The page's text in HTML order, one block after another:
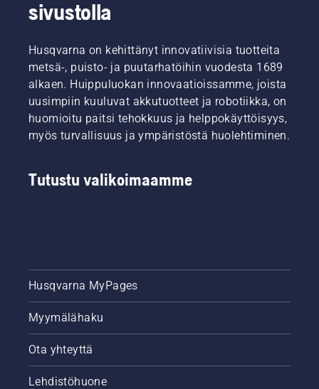
sivustolla
Husqvarna on kehittänyt innovatiivisia tuotteita
metsä-, puisto- ja puutarhatöihin vuodesta 1689
alkaen. Huippuluokan innovaatioissamme, joista
uusimpiin kuuluvat akkutuotteet ja robotiikka, on
huomioitu paitsi tehokkuus ja helppokäyttöisyys,
myös turvallisuus ja ympäristöstä huolehtiminen.
Tutustu valikoimaamme
Husqvarna MyPages
Myymälähaku
Ota yhteyttä
Lehdistöhuone